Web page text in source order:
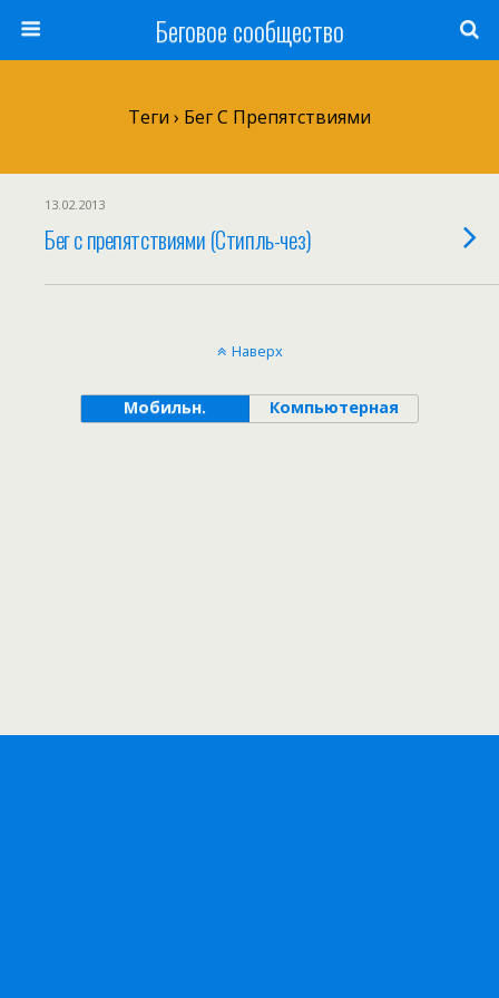
Беговое сообщество
Теги › Бег С Препятствиями
13.02.2013
Бег с препятствиями (Стипль-чез)
Наверх
Мобильн. Компьютерная